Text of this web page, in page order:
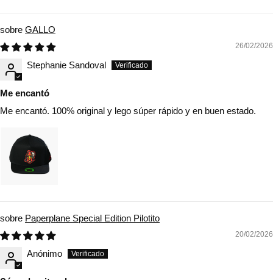
GALLO
26/02/2026
Stephanie Sandoval
Me encantó
Me encantó. 100% original y lego súper rápido y en buen estado.
Paperplane Special Edition Pilotito
20/02/2026
Anónimo